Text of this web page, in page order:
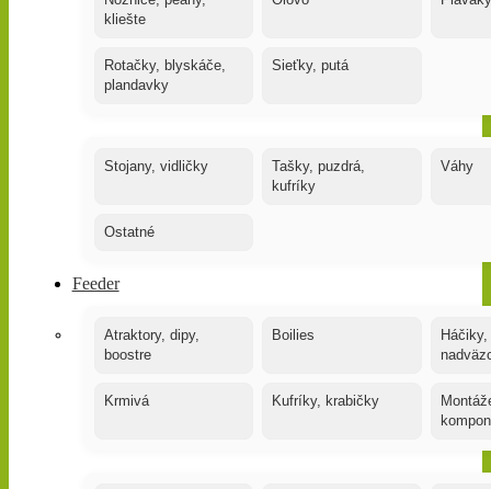
kliešte
Rotačky, blyskáče,
plandavky
Sieťky, putá
Stojany, vidličky
Tašky, puzdrá,
kufríky
Váhy
Ostatné
Feeder
Atraktory, dipy,
boostre
Boilies
Krmivá Kufríky, krabičky